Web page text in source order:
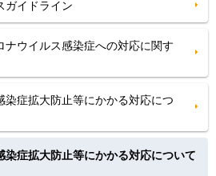
ガイドライン
ナウイルス感染症への対応に関す
染症拡大防止等にかかる対応につ
染症拡大防止等にかかる対応について